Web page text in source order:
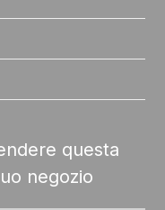
questa
negozio